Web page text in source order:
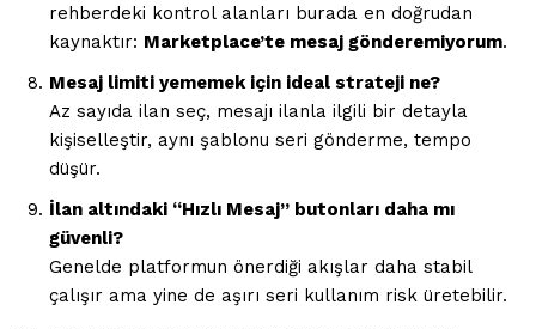
Saf Ses !!!
rehberdeki kontrol alanları burada en doğrudan
kaynaktır: Marketplace’te mesaj gönderemiyorum.
Mesaj limiti yememek için ideal strateji ne?
Az sayıda ilan seç, mesajı ilanla ilgili bir detayla
kişiselleştir, aynı şablonu seri gönderme, tempo
düşür.
İlan altındaki “Hızlı Mesaj” butonları daha mı
güvenli?
Genelde platformun önerdiği akışlar daha stabil
çalışır ama yine de aşırı seri kullanım risk üretebilir.